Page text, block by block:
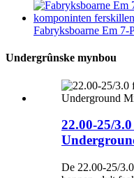
Fabryksboarne Em 7-
Undergrûnske mynbou
22.00-25/
De 22.00-25/